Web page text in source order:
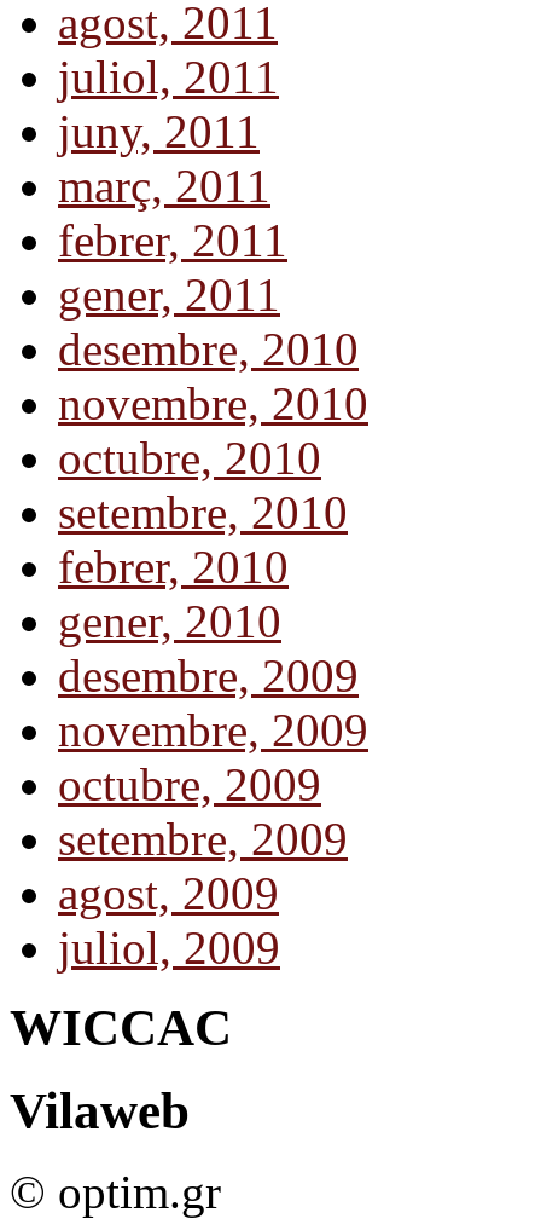
agost, 2011
juliol, 2011
juny, 2011
març, 2011
febrer, 2011
gener, 2011
desembre, 2010
novembre, 2010
octubre, 2010
setembre, 2010
febrer, 2010
gener, 2010
desembre, 2009
novembre, 2009
octubre, 2009
setembre, 2009
agost, 2009
juliol, 2009
WICCAC
Vilaweb
© optim.gr